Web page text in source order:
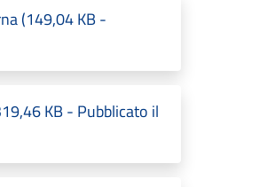
(149,04 KB -
KB - Pubblicato il